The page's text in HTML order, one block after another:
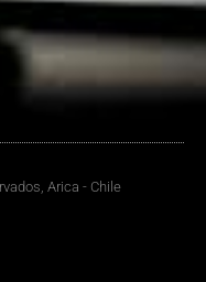
Arica - Chile